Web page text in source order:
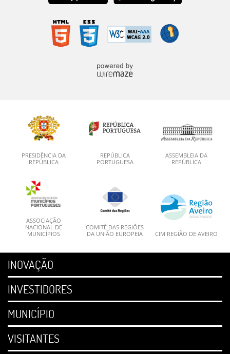
PRESIDÊNCIA DA
REPÚBLICA
REPÚBLICA
PORTUGUESA
ASSEMBLEIA DA
REPÚBLICA
ASSOCIAÇÃO
NACIONAL DE
MUNICÍPIOS
COMITÉ DAS REGIÕES
DA UNIÃO EUROPEIA
CIM REGIÃO DE AVEIRO
INOVAÇÃO
INVESTIDORES
MUNICÍPIO
VISITANTES